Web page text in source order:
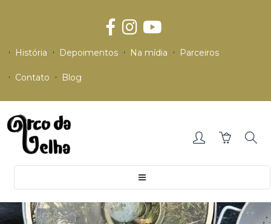
História Depoimentos Na mídia Parceiros
Contato Blog